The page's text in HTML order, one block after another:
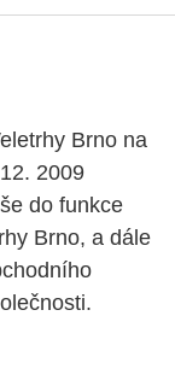
Brno na
2009
do funkce
Brno, a dále